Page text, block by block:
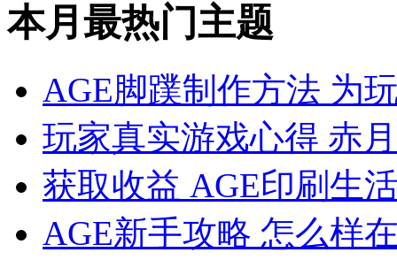
本月最热门主题
AGE脚蹼制作方法 为
玩家真实游戏心得 赤
获取收益 AGE印刷生
AGE新手攻略 怎么样